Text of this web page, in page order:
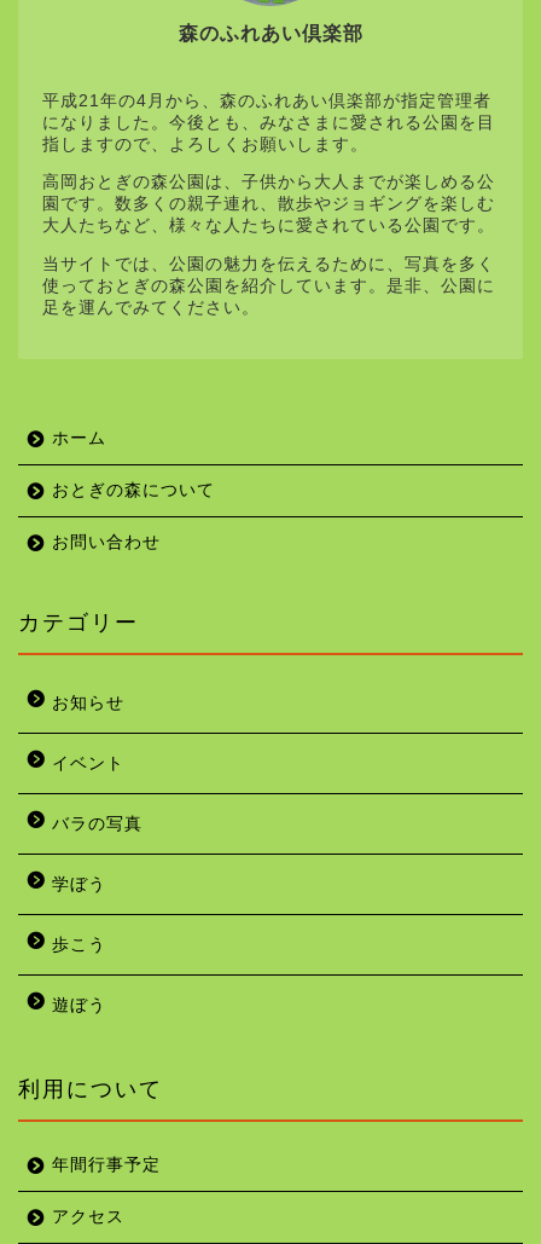
森のふれあい倶楽部
平成21年の4月から、森のふれあい倶楽部が指定管理者
になりました。今後とも、みなさまに愛される公園を目
指しますので、よろしくお願いします。
高岡おとぎの森公園は、子供から大人までが楽しめる公
園です。数多くの親子連れ、散歩やジョギングを楽しむ
大人たちなど、様々な人たちに愛されている公園です。
当サイトでは、公園の魅力を伝えるために、写真を多く
使っておとぎの森公園を紹介しています。是非、公園に
足を運んでみてください。
ホーム
おとぎの森について
お問い合わせ
カテゴリー
お知らせ
イベント
バラの写真
学ぼう
歩こう
遊ぼう
利用について
年間行事予定
アクセス